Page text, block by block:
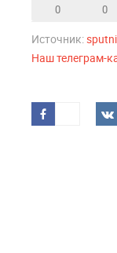
0 0
Источник:
Наш телеграм-